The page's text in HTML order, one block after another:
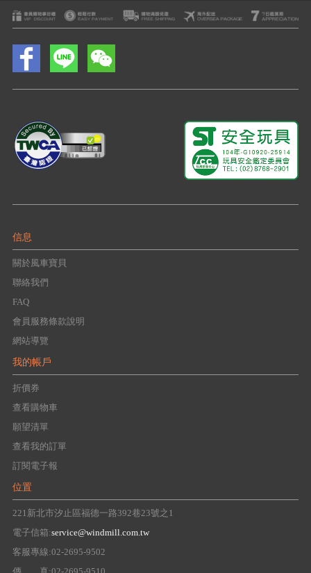
信息
關於風車寶貝
聯絡我們
FAQ
會員服務條款說明
網站導覽
我的帳戶
折價券
查看購物車
願望清單
查看我的訂單
訂閱電子報
位置
221新北市汐止區福德一路392巷23號之1
電子信箱:service@windmill.com.tw
客服專線:02-2695-9502